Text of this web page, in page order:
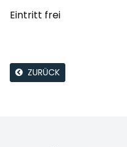
Eintritt frei
ZURÜCK